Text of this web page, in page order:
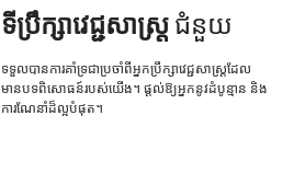
ទីប្រឹក្សាវេជ្ជសាស្ត្រជំនួយ
ទទួលបានការគាំទ្រជាប្រចាំពីអ្នកប្រឹក្សាវេជ្ជសាស្ត្រដែល
មានបទពិសោធន៍របស់យើង។ ផ្តល់ឱ្យអ្នកនូវដំបូន្មាន និង
ការណែនាំដ៏ល្អបំផុត។